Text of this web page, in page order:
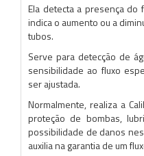
Ela detecta a presença do
indica o aumento ou a
tubos.
Serve para detecção de
sensibilidade ao fluxo
ser ajustada.
Normalmente, realiza a
proteção de bombas,
possibilidade de danos
auxilia na garantia de um